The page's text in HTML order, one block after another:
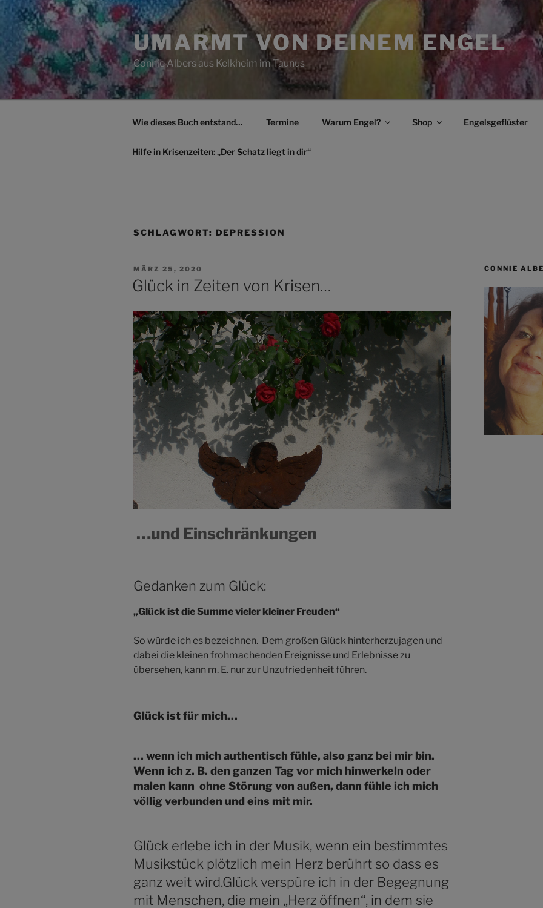
Zum
Inhalt
springen
UMARMT VON DEINEM ENGEL
Connie Albers aus Kelkheim im Taunus
Wie dieses Buch entstand… Termine Warum Engel? Shop Engelsgeflüster
Hilfe in Krisenzeiten: „Der Schatz liegt in dir“
SCHLAGWORT: DEPRESSION
VERÖFFENTLICHT
AM
MÄRZ 25, 2020
Glück in Zeiten von Krisen…
…und Einschränkungen
Gedanken zum Glück:
„Glück ist die Summe vieler kleiner Freuden“
So würde ich es bezeichnen. Dem großen Glück hinterherzujagen und
dabei die kleinen frohmachenden Ereignisse und Erlebnisse zu
übersehen, kann m. E. nur zur Unzufriedenheit führen.
Glück ist für mich…
… wenn ich mich authentisch fühle, also ganz bei mir bin.
Wenn ich z. B. den ganzen Tag vor mich hinwerkeln oder
malen kann ohne Störung von außen, dann fühle ich mich
völlig verbunden und eins mit mir.
Glück erlebe ich in der Musik, wenn ein bestimmtes
Musikstück plötzlich mein Herz berührt so dass es
ganz weit wird.Glück verspüre ich in der Begegnung
mit Menschen, die mein „Herz öffnen“, in dem sie
CONNIE